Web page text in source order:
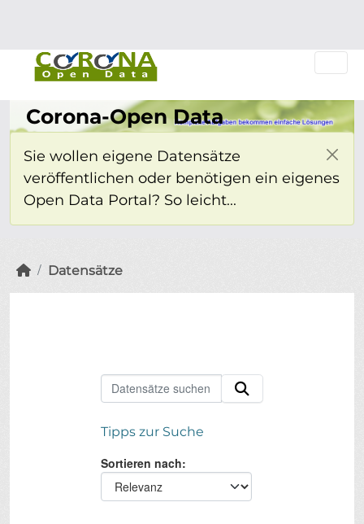
Corona-Open Data
Sie wollen eigene Datensätze
veröffentlichen oder benötigen ein eigenes
Open Data Portal? So leicht...
Datensätze
Tipps zur Suche
Sortieren nach